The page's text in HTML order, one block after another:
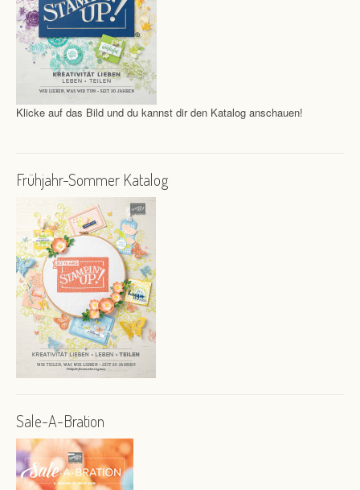
Klicke auf das Bild und du kannst dir den Katalog anschauen!
Frühjahr-Sommer Katalog
Sale-A-Bration